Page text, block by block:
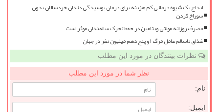
ابداع یک شیوه درمانی کم هزینه برای درمان پوسیدگی دندان خردسالان بدون
سوراخ کردن
مصرف روزانه مولتی ویتامین در حفظ تحرک سالمندان موثر است
غذای ناسالم عامل مرگ ۱ و پنج دهم میلیون نفر در جهان
نظرات بینندگان در مورد این مطلب
نظر شما در مورد این مطلب
نام:
ایمیل: